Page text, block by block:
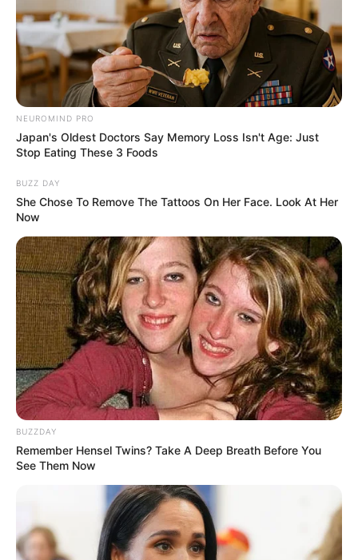
(foto: twitter/gettymuseum)
NEUROMIND PRO
Japan's Oldest Doctors Say Memory Loss Isn't Age: Just
Stop Eating These 3 Foods
BUZZ DAY
She Chose To Remove The Tattoos On Her Face. Look At Her
Now
BUZZDAY
Remember Hensel Twins? Take A Deep Breath Before You
See Them Now